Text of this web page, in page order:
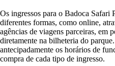
Os ingressos para o Badoca Safari
diferentes formas, como online,
agências de viagens parceiras, em
diretamente na bilheteria do
antecipadamente os horários de
compra de cada tipo de ingresso.